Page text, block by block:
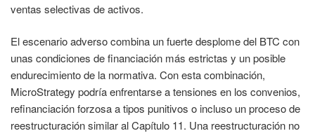
ventas selectivas de activos.
El escenario adverso combina un fuerte desplome del BTC con
unas condiciones de financiación más estrictas y un posible
endurecimiento de la normativa. Con esta combinación,
MicroStrategy podría enfrentarse a tensiones en los convenios,
refinanciación forzosa a tipos punitivos o incluso un proceso de
reestructuración similar al Capítulo 11. Una reestructuración no